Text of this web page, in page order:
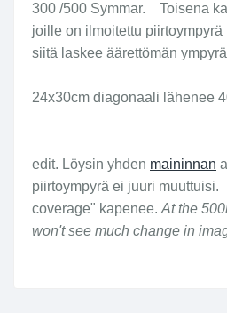
300 /500 Symmar. Toisena
joille on ilmoitettu piirtoympyrä
siitä laskee äärettömän
24x30cm diagonaali lähenee
edit. Löysin yhden maininnan
piirtoympyrä ei juuri muuttuisi.
coverage" kapenee. At the
won't see much change in